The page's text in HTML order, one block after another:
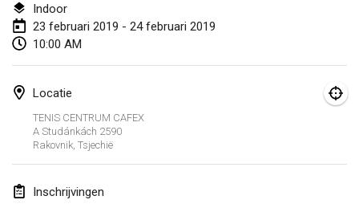
Indoor
23 februari 2019 - 24 februari 2019
10:00 AM
Locatie
TENIS CENTRUM CAFEX
A Studánkách 2590
Rakovnik, Tsjechië
Inschrijvingen
Liekki Cup
26 jan. 2019
26 jan. 2019
februari 2019
2 feb. 2019